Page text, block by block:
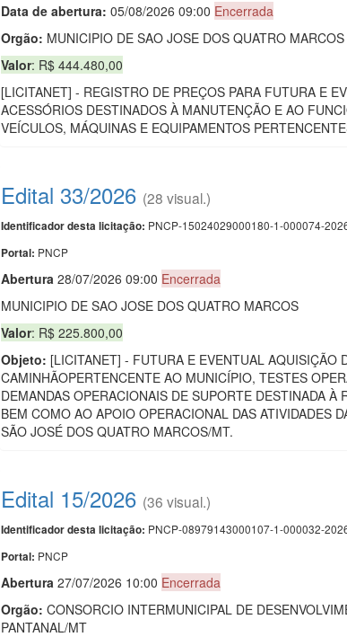
Data de abertura: 05/08/2026 09:00 Encerrada
Orgão: MUNICIPIO DE SAO JOSE DOS QUATRO MARCOS
Valor: R$ 444.480,00
[LICITANET] - REGISTRO DE PREÇOS PARA FUTURA E
ACESSÓRIOS DESTINADOS À MANUTENÇÃO E AO
VEÍCULOS, MÁQUINAS E EQUIPAMENTOS
Edital 33/2026 (28 visual.)
Identificador desta licitação: PNCP-15024029000180-1-000074-
Portal: PNCP
Abertura 28/07/2026 09:00 Encerrada
MUNICIPIO DE SAO JOSE DOS QUATRO MARCOS
Valor: R$ 225.800,00
Objeto: [LICITANET] - FUTURA E EVENTUAL AQUISIÇÃO
CAMINHÃOPERTENCENTE AO MUNICÍPIO, TESTES
DEMANDAS OPERACIONAIS DE SUPORTE DESTINADA
BEM COMO AO APOIO OPERACIONAL DAS ATIVIDADES
SÃO JOSÉ DOS QUATRO MARCOS/MT.
Edital 15/2026 (36 visual.)
Identificador desta licitação: PNCP-08979143000107-1-000032-
Portal: PNCP
Abertura 27/07/2026 10:00 Encerrada
Orgão: CONSORCIO INTERMUNICIPAL DE
PANTANAL/MT